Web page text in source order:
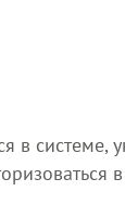
в системе,